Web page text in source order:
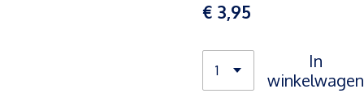
€ 3,95
In
winkelwagen